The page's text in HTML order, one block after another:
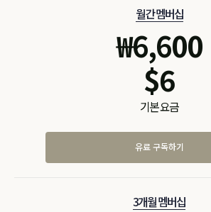
월간 멤버십
₩6,600
$6
기본 요금
유료 구독하기
3개월 멤버십